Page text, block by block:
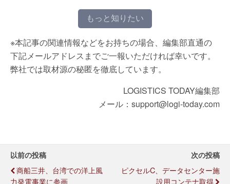
もっと知りたい
※本記事の関連情報などをお持ちの場合、編集部直通の
下記メールアドレスまでご一報いただければ幸いです。
弊社では取材源の秘匿を徹底しています。
LOGISTICS TODAY編集部
メール：support@logi-today.com
以前の投稿
商船三井、台湾での洋上風
力発電事業に参画
次の投稿
ピクセルC、データセンター施
設用コンテナ取得